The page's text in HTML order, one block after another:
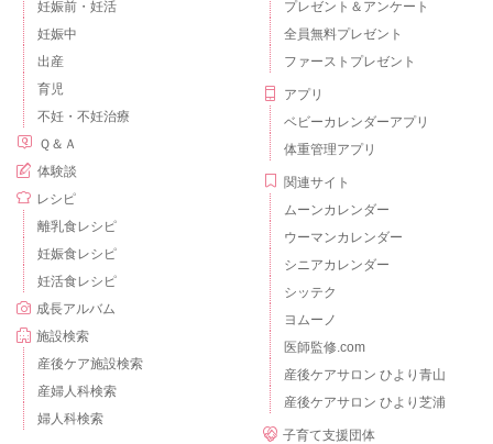
妊娠前・妊活
妊娠中
出産
育児
不妊・不妊治療
Ｑ＆Ａ
体験談
レシピ
離乳食レシピ
妊娠食レシピ
妊活食レシピ
成長アルバム
施設検索
産後ケア施設検索
産婦人科検索
婦人科検索
プレゼント＆アンケート
全員無料プレゼント
ファーストプレゼント
アプリ
ベビーカレンダーアプリ
体重管理アプリ
関連サイト
ムーンカレンダー
ウーマンカレンダー
シニアカレンダー
シッテク
ヨムーノ
医師監修.com
産後ケアサロン ひより青山
産後ケアサロン ひより芝浦
子育て支援団体